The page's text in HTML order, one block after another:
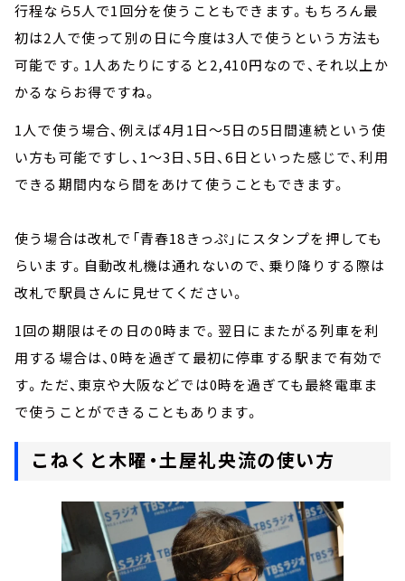
行程なら5人で1回分を使うこともできます。もちろん最
初は2人で使って別の日に今度は3人で使うという方法も
可能です。1人あたりにすると2,410円なので、それ以上か
かるならお得ですね。
1人で使う場合、例えば4月1日～5日の5日間連続という使
い方も可能ですし、1～3日、5日、6日といった感じで、利用
できる期間内なら間をあけて使うこともできます。
使う場合は改札で「青春18きっぷ」にスタンプを押しても
らいます。自動改札機は通れないので、乗り降りする際は
改札で駅員さんに見せてください。
1回の期限はその日の0時まで。翌日にまたがる列車を利
用する場合は、0時を過ぎて最初に停車する駅まで有効で
す。ただ、東京や大阪などでは0時を過ぎても最終電車ま
で使うことができることもあります。
こねくと木曜・土屋礼央流の使い方